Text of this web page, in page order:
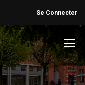
Se Connecter